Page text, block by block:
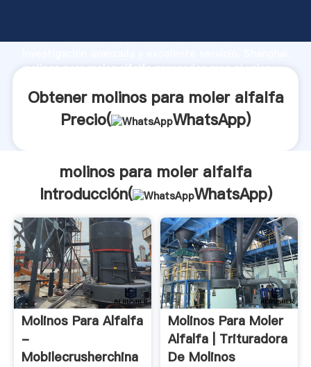
fuerte capacidad de producción, fuerza de
molinos para moler alfalfa proveedor crea el valor y
Obtener molinos para moler alfalfa
Precio(
WhatsApp)
molinos para moler alfalfa
Introducción(
WhatsApp)
Molinos Para Alfalfa
-
Mobilecrusherchina
Molinos Para Moler
Alfalfa | Trituradora
De Molinos